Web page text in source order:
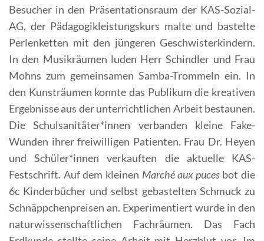
Besucher in den Präsentationsraum der KAS-Sozial-
AG, der Pädagogikleistungskurs malte und bastelte
Perlenketten mit den jüngeren Geschwisterkindern.
In den Musikräumen luden Herr Schindler und Frau
Mohns zum gemeinsamen Samba-Trommeln ein. In
den Kunsträumen konnte das Publikum die kreativen
Ergebnisse aus der unterrichtlichen Arbeit bestaunen.
Die Schulsanitäter*innen verbanden kleine Fake-
Wunden ihrer freiwilligen Patienten. Frau Dr. Heyen
und Schüler*innen verkauften die aktuelle KAS-
Festschrift. Auf dem kleinen Marché aux pucesbot die
6c Kinderbücher und selbst gebastelten Schmuck zu
Schnäppchenpreisen an. Experimentiert wurde in den
naturwissenschaftlichen Fachräumen. Das Fach